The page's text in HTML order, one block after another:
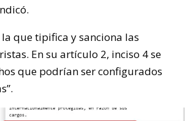
la que tipifica y sanciona las
En su artículo 2, inciso 4 se
que podrían ser configurados